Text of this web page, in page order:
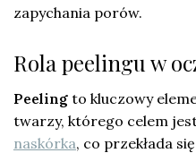
zapychania porów.
Rola peelingu w
Peeling to kluczowy
twarzy, którego celem
naskórka, co przekłada